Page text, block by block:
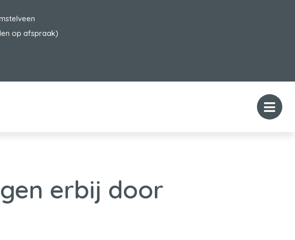
op afspraak)
erbij door